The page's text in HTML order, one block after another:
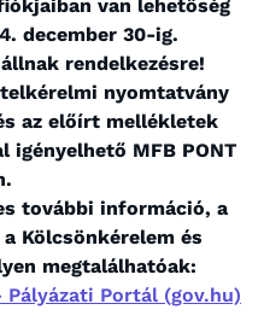
van lehetőség
december 30-ig.
rendelkezésre!
nyomtatvány
az előírt mellékletek
igényelhető MFB PONT
további információ, a
Kölcsönkérelem és
megtalálhatóak:
Pályázati Portál (gov.hu)